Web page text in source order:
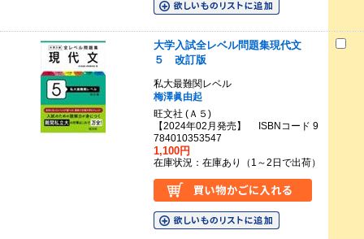
大学入試全レベル問題集現代文
５ 改訂版
私大最難関レベル
梅澤眞由起
旺文社 (Ａ５)
【2024年02月発売】 ISBNコード 9
784010353547
1,100円
在庫状況：在庫あり（1～2日で出荷）